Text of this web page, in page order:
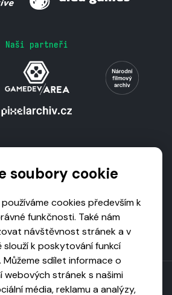
Naši partneři
soubory cookie
cookies především k
funkčnosti. Také nám
návštěvnost stránek a v
slouží k poskytování funkcí
Můžeme sdílet informace o
webových stránek s našimi
média, reklamu a analýzy,